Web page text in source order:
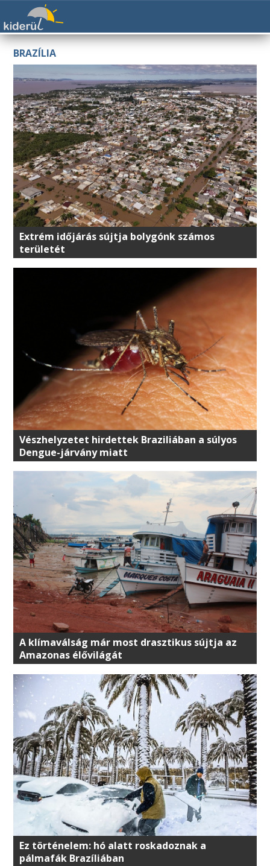
BRAZÍLIA
Extrém időjárás sújtja bolygónk számos
területét
Vészhelyzetet hirdettek Braziliában a súlyos
Dengue-járvány miatt
A klímaválság már most drasztikus sújtja az
Amazonas élővilágát
Ez történelem: hó alatt roskadoznak a
pálmafák Brazíliában